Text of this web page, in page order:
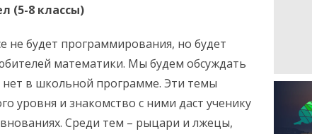
(5-8 классы)
не будет программирования, но будет
математики. Мы будем обсуждать
в школьной программе. Эти темы
уровня и знакомство с ними даст ученику
Среди тем – рыцари и лжецы,